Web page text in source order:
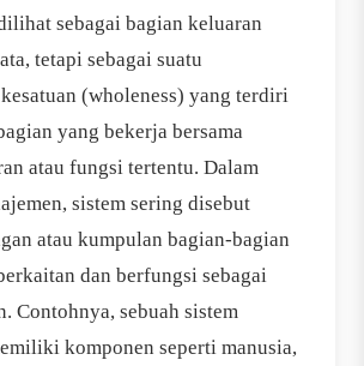
sebagai bagian keluaran
tetapi sebagai suatu
(wholeness) yang terdiri
yang bekerja bersama
atau fungsi tertentu. Dalam
sistem sering disebut
atau kumpulan bagian-bagian
dan berfungsi sebagai
Contohnya, sebuah sistem
komponen seperti manusia,